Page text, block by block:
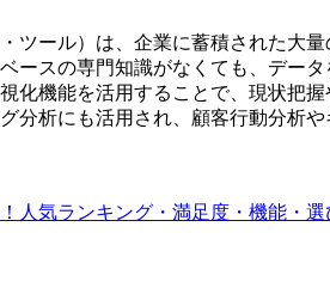
ツール）は、企業に蓄積された大
ースの専門知識がなくても、デー
化機能を活用することで、現状把
分析にも活用され、顧客行動分析
人気ランキング・満足度・機能・